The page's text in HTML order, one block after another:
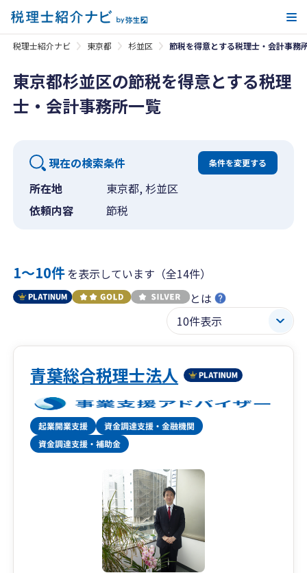
税理士紹介ナビ 東京都 杉並区 節税を得意とする税理士・会計事務
東京都杉並区の節税を得意とする税理
士・会計事務所一覧
現在の検索条件 条件を変更する
所在地
東京都, 杉並区
依頼内容
節税
1〜10件を表示しています（全14件）
とは
青葉総合税理士法人